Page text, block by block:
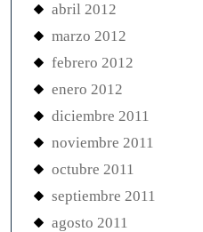
abril 2012
marzo 2012
febrero 2012
enero 2012
diciembre 2011
noviembre 2011
octubre 2011
septiembre 2011
agosto 2011